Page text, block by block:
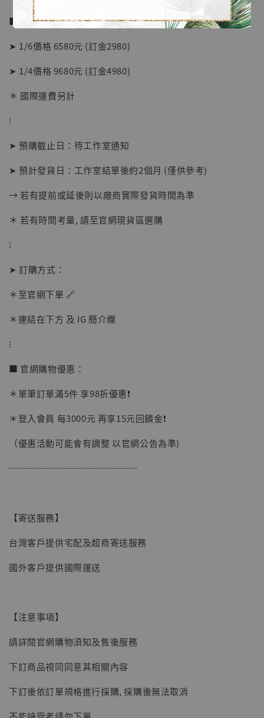
NT$ 1,500
NT$ 1,870
加入購物車
子彈飛 鵝城縣長 張麻子 [BK01]
NT$ 5,300
■ 販售資訊 (NT$)：
➤ 1/6價格 6580元 (訂金2980)
➤ 1/4價格 9680元 (訂金4980)
＊ 國際運費另計
⁝
➤ 預購截止日：待工作室通知
➤ 預計發貨日：工作室結單後約2個月 (僅供參考)
→ 若有提前或延後則以廠商實際發貨時間為準
＊ 若有時間考量, 請至官網現貨區選購
⁝
➤ 訂購方式：
＊至官網下單 🔗
＊連結在下方 及 IG 簡介欄
⁝
■ 官網購物優惠：
＊單筆訂單滿5件 享98折優惠❗️
＊登入會員 每3000元 再享15元回饋金❗️
（優惠活動可能會有調整 以官網公告為準)
──────────────
【寄送服務】
台灣客戶提供宅配及超商寄送服務
國外客戶提供國際運送
【注意事項】
請詳閱官網購物須知及售後服務
下訂商品視同同意其相關內容
下訂後依訂單規格進行採購, 採購後無法取消